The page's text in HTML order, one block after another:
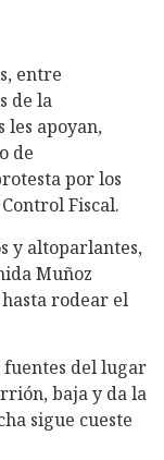
entre
de la
les apoyan,
de
por los
Fiscal.
y altoparlantes,
Muñoz
rodear el
fuentes del lugar
baja y da la
sigue cueste